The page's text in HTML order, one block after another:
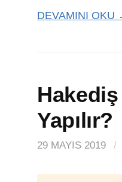
DEVAMINI OKU
Yapılır?
29 MAYIS 2019 /